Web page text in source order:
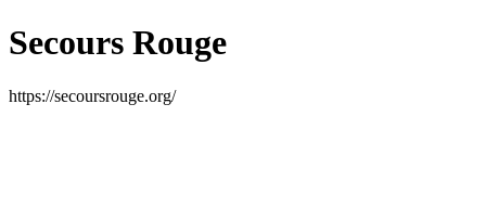
Secours Rouge
https://secoursrouge.org/